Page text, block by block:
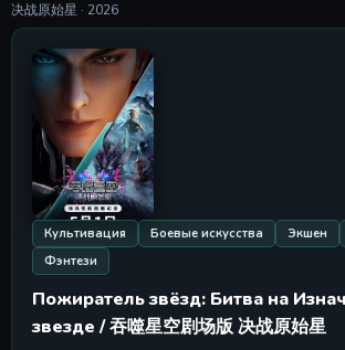
决战原始星 · 2026
Культивация Боевые искусства Экшен
Фэнтези
Пожиратель звёзд: Битва на
звезде / 吞噬星空剧场版 决战原始星